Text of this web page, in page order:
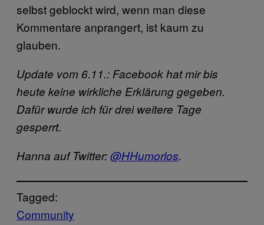
selbst geblockt wird, wenn man diese
Kommentare anprangert, ist kaum zu
glauben.
Update vom 6.11.: Facebook hat mir bis
heute keine wirkliche Erklärung gegeben.
Dafür wurde ich für drei weitere Tage
gesperrt.
Hanna auf Twitter:@HHumorlos.
Tagged:
Community